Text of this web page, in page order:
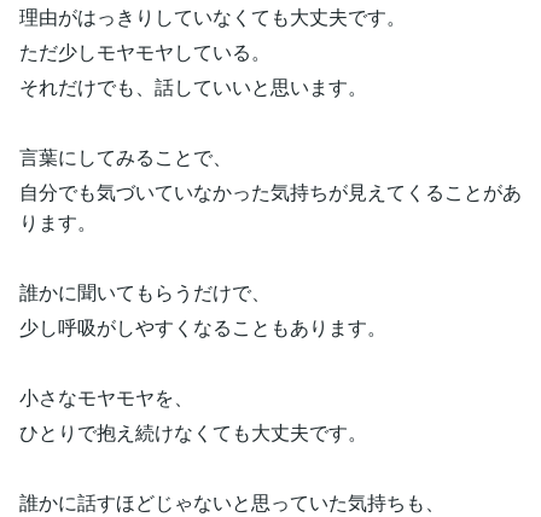
理由がはっきりしていなくても大丈夫です。
ただ少しモヤモヤしている。
それだけでも、話していいと思います。
言葉にしてみることで、
自分でも気づいていなかった気持ちが見えてくることがあ
ります。
誰かに聞いてもらうだけで、
少し呼吸がしやすくなることもあります。
小さなモヤモヤを、
ひとりで抱え続けなくても大丈夫です。
誰かに話すほどじゃないと思っていた気持ちも、